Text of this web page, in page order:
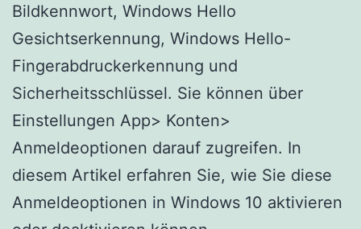
Bildkennwort, Windows Hello
Gesichtserkennung, Windows Hello-
Fingerabdruckerkennung und
Sicherheitsschlüssel. Sie können über
Einstellungen App> Konten>
Anmeldeoptionen darauf zugreifen. In
diesem Artikel erfahren Sie, wie Sie diese
Anmeldeoptionen in Windows 10 aktivieren